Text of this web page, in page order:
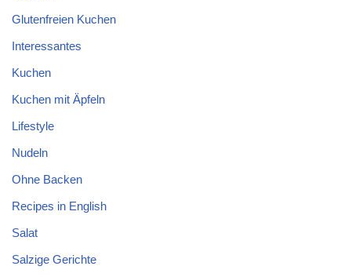
Glutenfreien Kuchen
Interessantes
Kuchen
Kuchen mit Äpfeln
Lifestyle
Nudeln
Ohne Backen
Recipes in English
Salat
Salzige Gerichte